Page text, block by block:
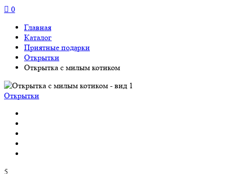
0
Главная
Каталог
Приятные подарки
Открытки
Открытка с милым котиком
Открытки
5